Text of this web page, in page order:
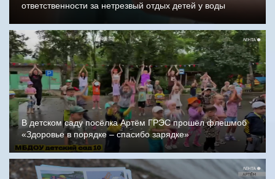
ответственности за нетрезвый отдых детей у воды
В детском саду посёлка Артём ГРЭС прошёл флешмоб
«Здоровье в порядке – спасибо зарядке»